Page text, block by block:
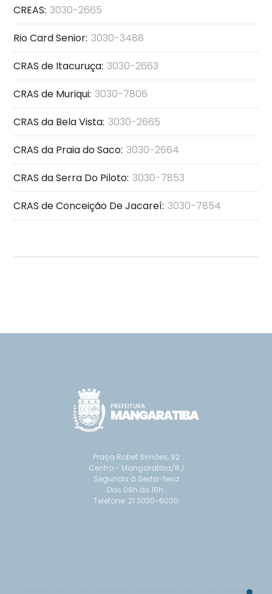
CREAS: 3030-2665
Rio Card Senior: 3030-3488
CRAS de Itacuruça: 3030-2663
CRAS de Muriqui: 3030-7806
CRAS da Bela Vista: 3030-2665
CRAS da Praia do Saco: 3030-2664
CRAS da Serra Do Piloto: 3030-7853
CRAS de Conceição De Jacareí: 3030-7854
Praça Robet Simões, 92
Centro - Mangaratiba/RJ
Segunda à Sexta-feira
Das 08h às 16h.
Telefone: 21 3030-6000